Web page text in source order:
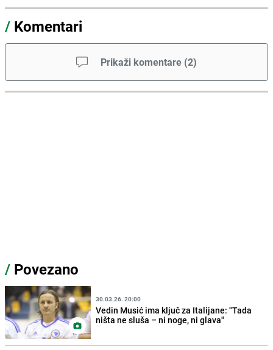
/ Komentari
Prikaži komentare (2)
/ Povezano
30.03.26. 20:00
Vedin Musić ima ključ za Italijane: "Tada
ništa ne sluša – ni noge, ni glava"